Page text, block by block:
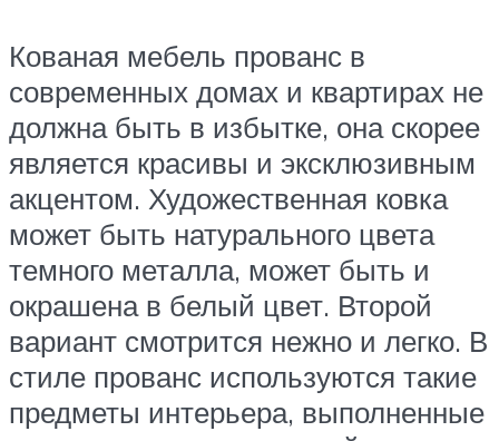
Кованая мебель прованс в
современных домах и квартирах не
должна быть в избытке, она скорее
является красивы и эксклюзивным
акцентом. Художественная ковка
может быть натурального цвета
темного металла, может быть и
окрашена в белый цвет. Второй
вариант смотрится нежно и легко. В
стиле прованс используются такие
предметы интерьера, выполненные